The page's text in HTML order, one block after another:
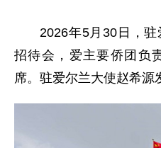
2026年5月30日，
招待会，爱主要侨团负
席。驻爱尔兰大使赵希源